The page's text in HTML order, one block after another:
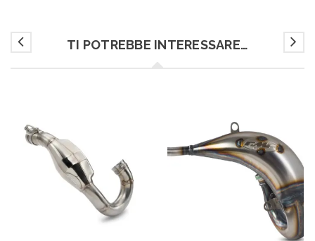
TI POTREBBE INTERESSARE…